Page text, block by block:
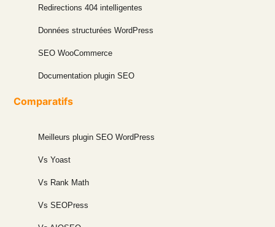
Redirections 404 intelligentes
Données structurées WordPress
SEO WooCommerce
Documentation plugin SEO
Comparatifs
Meilleurs plugin SEO WordPress
Vs Yoast
Vs Rank Math
Vs SEOPress